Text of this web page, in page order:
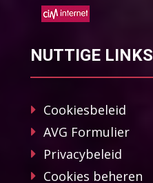
NUTTIGE LINKS
Cookiesbeleid
AVG Formulier
Privacybeleid
Cookies beheren